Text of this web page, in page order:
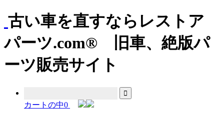
古い車を直すならレストア
パーツ.com® 旧車、絶版パ
ーツ販売サイト
カートの中0